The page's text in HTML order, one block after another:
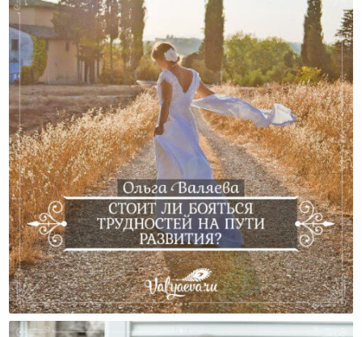
Стоит Ли Бояться Трудностей На Пути Развития?